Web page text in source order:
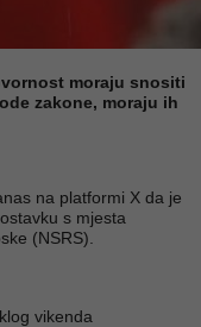
moraju snositi
zakone, moraju ih
na platformi X da je
s mjesta
(NSRS).
vikenda